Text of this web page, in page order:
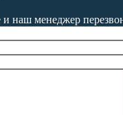
наш менеджер